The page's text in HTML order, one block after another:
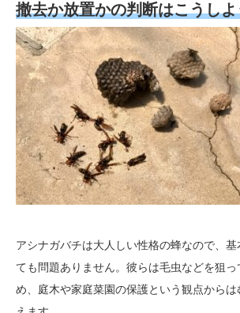
撤去か放置かの判断はこうしよ
アシナガバチは大人しい性格の蜂なので、
ても問題ありません。彼らは毛虫などを狙
め、庭木や家庭菜園の保護という観点から